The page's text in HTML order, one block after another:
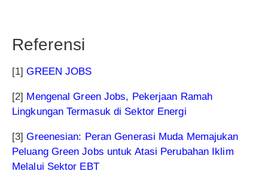
Referensi
[1]GREEN JOBS
[2] Mengenal Green Jobs, Pekerjaan Ramah
Lingkungan Termasuk di Sektor Energi
[3]Greenesian: Peran Generasi Muda Memajukan
Peluang Green Jobs untuk Atasi Perubahan Iklim
Melalui Sektor EBT